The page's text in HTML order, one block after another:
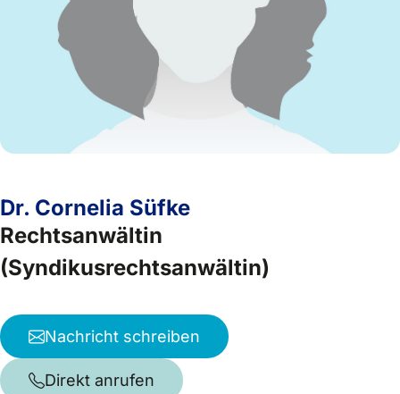
Dr. Cornelia Süfke
Rechtsanwältin
(Syndikusrechtsanwältin)
Nachricht schreiben
Direkt anrufen